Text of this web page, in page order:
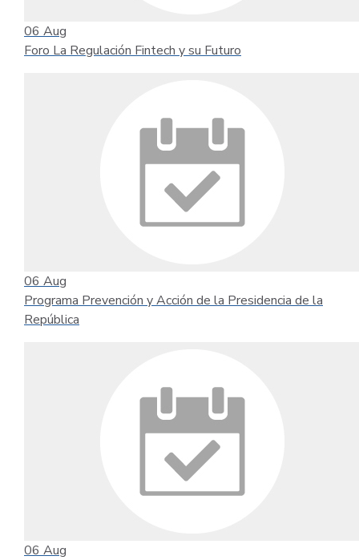
06 Aug
Foro La Regulación Fintech y su Futuro
06 Aug
Programa Prevención y Acción de la Presidencia de la
República
06 Aug